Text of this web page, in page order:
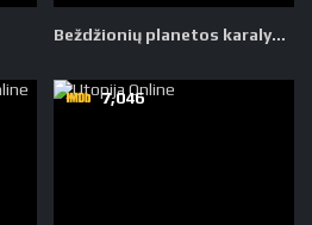
Beždžionių planetos karalystė
7,046